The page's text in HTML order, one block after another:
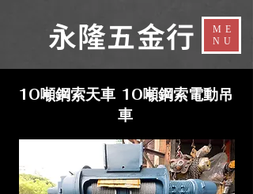
​永隆五金行​
ME
NU
10噸鋼索天車 10噸鋼索電動吊
車